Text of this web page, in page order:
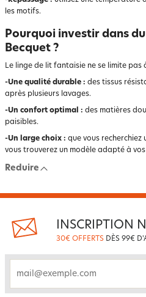
les motifs.
Pourquoi investir dans
Becquet ?
Le linge de lit fantaisie ne se limite pas
-Une qualité durable : des tissus
après plusieurs lavages.
-Un confort optimal : des matières
paisibles.
-Un large choix : que vous
vous trouverez un modèle adapté à
Reduire
INSCRIPTION
30€ OFFERTS DÈS 99€